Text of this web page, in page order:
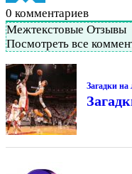
0 комментариев
Межтекстовые Отзывы
Посмотреть все
Загадки на